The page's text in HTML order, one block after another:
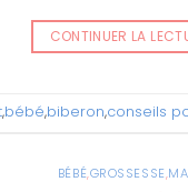
CONTINUER LA
,bébé,biberon,conseils
BÉBÉ,GROSSESSE,